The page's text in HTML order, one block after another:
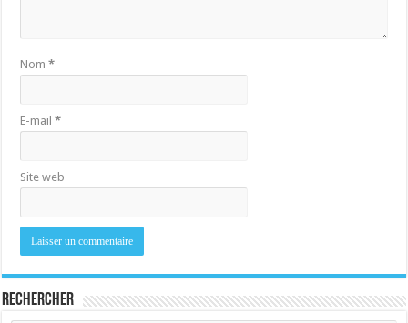
Nom*
E-mail*
Site web
Rechercher